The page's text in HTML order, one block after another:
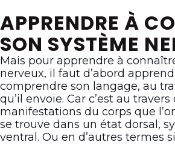
APPRENDRE À
SON SYSTÈME
Mais pour apprendre à
nerveux, il faut d’abord
comprendre son langage, au
qu’il envoie. Car c’est au travers
manifestations du corps que
se trouve dans un état dorsal,
ventral. Ou en d’autres termes